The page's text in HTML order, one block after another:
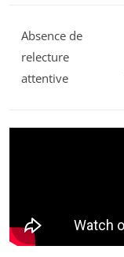
Absence de
relecture
attentive